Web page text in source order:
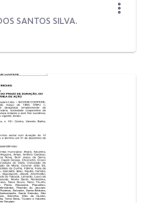
SANTOS SILVA.